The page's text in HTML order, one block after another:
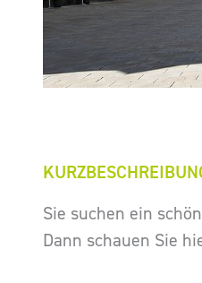
Sie suchen ein
Dann schauen Sie